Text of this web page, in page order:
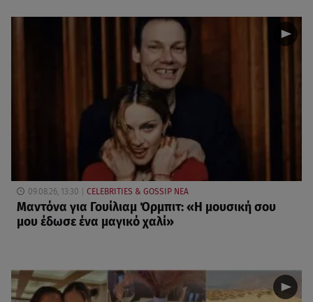
09.08.26, 13:30 CELEBRITIES & GOSSIP ΝΕΑ
Μαντόνα για Γουίλιαμ Όρμπιτ: «Η μουσική σου
μου έδωσε ένα μαγικό χαλί»